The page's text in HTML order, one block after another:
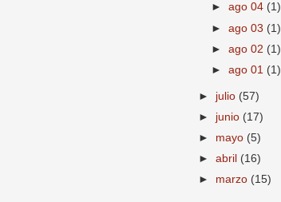
►ago 04 (1)
►ago 03 (1)
►ago 02 (1)
►ago 01 (1)
► julio (57)
► junio (17)
► mayo (5)
►abril (16)
► marzo (15)